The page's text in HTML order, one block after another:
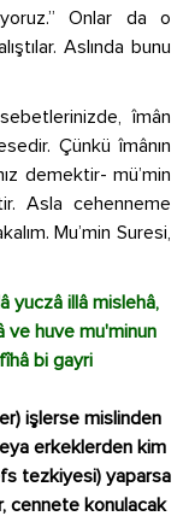
Onlar da o
Aslında bunu
îmân
Çünkü îmânın
demektir- mü’min
Asla cehenneme
Mu’min Suresi,
yuczâ illâ mislehâ,
ve huve mu'minun
bi gayri
işlerse mislinden
erkeklerden kim
tezkiyesi) yaparsa
cennete konulacak